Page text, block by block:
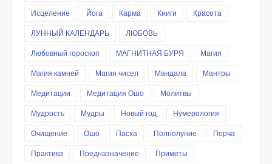
Исцеление
Йога Карма Книги
Красота
ЛУННЫЙ КАЛЕНДАРЬ
ЛЮБОВЬ
Любовный гороскоп
МАГНИТНАЯ БУРЯ
Магия
Магия камней
Магия чисел Мандала
Мантры
Медитации
Медитация Ошо
Молитвы
Мудрость
Мудры Новый год
Нумерология
Очищение
Ошо Пасха Полнолуние
Порча
Практика
Предназначение
Приметы